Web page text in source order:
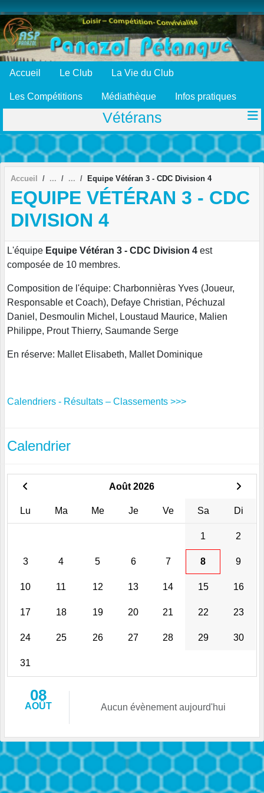
Accueil Le Club La Vie du Club
Les Compétitions Médiathèque Infos pratiques
Vétérans
Accueil Equipe Vétéran 3 - CDC Division 4
EQUIPE VÉTÉRAN 3 - CDC
DIVISION 4
L'équipe Equipe Vétéran 3 - CDC Division 4 est
composée de 10 membres.
Composition de l'équipe: Charbonnièras Yves (Joueur,
Responsable et Coach), Defaye Christian, Péchuzal
Daniel, Desmoulin Michel, Loustaud Maurice, Malien
Philippe, Prout Thierry, Saumande Serge
En réserve: Mallet Elisabeth, Mallet Dominique
Calendriers - Résultats – Classements >>>
Calendrier
Août 2026
Lu Ma Me Je Ve Sa Di
1 2
3 4 5 6 7 8 9
10 11 12 13 14 15 16
17 18 19 20 21 22 23
24 25 26 27 28 29 30
31
08
AOÛT Aucun évènement aujourd'hui